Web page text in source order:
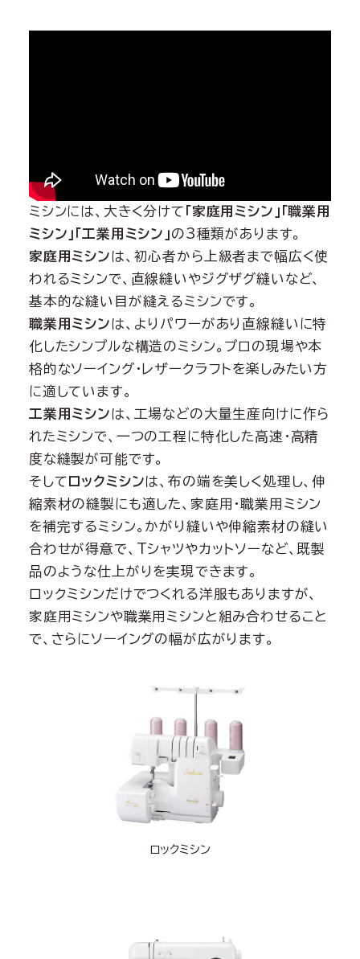
ミシンには、大きく分けて 「家庭用ミシン」「職業用
ミシン」「工業用ミシン」の3種類があります。
家庭用ミシンは、初心者から上級者まで幅広く使
われるミシンで、直線縫いやジグザグ縫いなど、
基本的な縫い目が縫えるミシンです。
職業用ミシンは、よりパワーがあり直線縫いに特
化したシンプルな構造のミシン。プロの現場や本
格的なソーイング・レザークラフトを楽しみたい方
に適しています。
工業用ミシンは、工場などの大量生産向けに作ら
れたミシンで、一つの工程に特化した高速・高精
度な縫製が可能です。
そしてロックミシンは、布の端を美しく処理し、伸
縮素材の縫製にも適した、家庭用・職業用ミシン
を補完するミシン。かがり縫いや伸縮素材の縫い
合わせが得意で、Tシャツやカットソーなど、既製
品のような仕上がりを実現できます。
ロックミシンだけでつくれる洋服もありますが、
家庭用ミシンや職業用ミシンと組み合わせること
で、さらにソーイングの幅が広がります。
ロックミシン